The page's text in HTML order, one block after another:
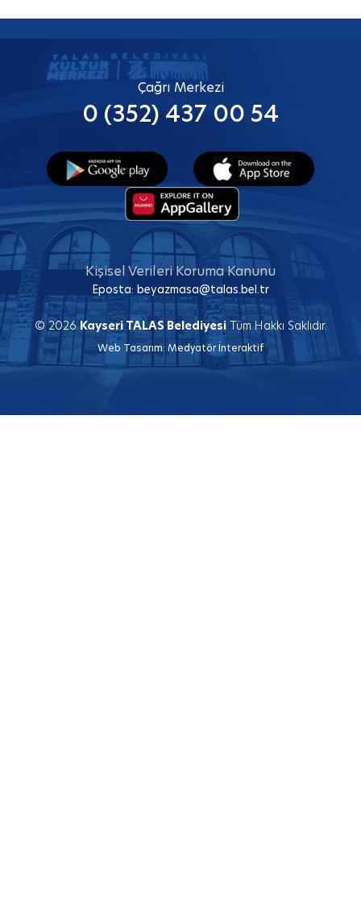
Çağrı Merkezi
0 (352) 437 00 54
Kişisel Verileri Koruma Kanunu
Eposta: beyazmasa@talas.bel.tr
© 2026Kayseri TALAS BelediyesiTüm Hakkı Saklıdır.
Web Tasarım:Medyatör İnteraktif